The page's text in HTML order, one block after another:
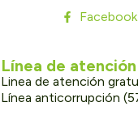
Facebook
Línea de atención
Linea de atención
Línea anticorrupción